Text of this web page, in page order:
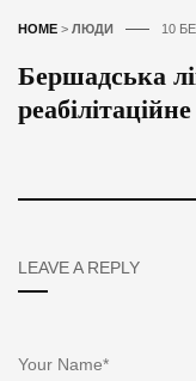
HOME > ЛЮДИ 10
Бершадська
LEAVE A REPLY